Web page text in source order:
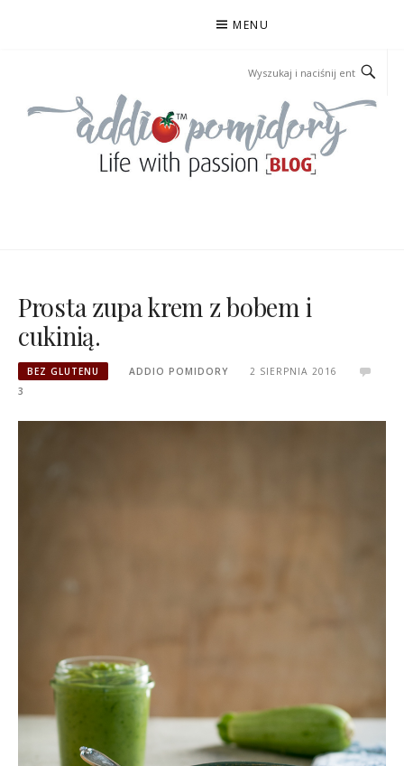
MENU
Prosta zupa krem z bobem i
cukinią.
BEZ GLUTENU ADDIO POMIDORY
2 SIERPNIA 2016
3